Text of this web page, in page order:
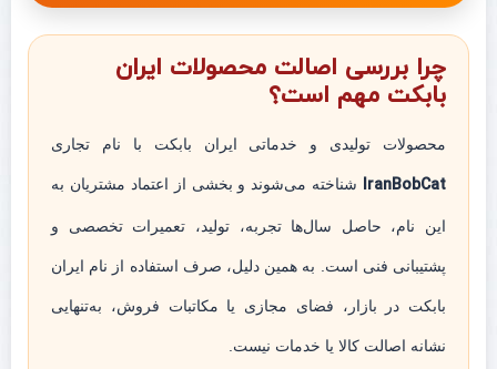
چرا بررسی اصالت محصولات ایران
بابکت مهم است؟
محصولات تولیدی و خدماتی ایران بابکت با نام تجاری
IranBobCat شناخته می‌شوند و بخشی از اعتماد مشتریان به
این نام، حاصل سال‌ها تجربه، تولید، تعمیرات تخصصی و
پشتیبانی فنی است. به همین دلیل، صرف استفاده از نام ایران
بابکت در بازار، فضای مجازی یا مکاتبات فروش، به‌تنهایی
نشانه اصالت کالا یا خدمات نیست.